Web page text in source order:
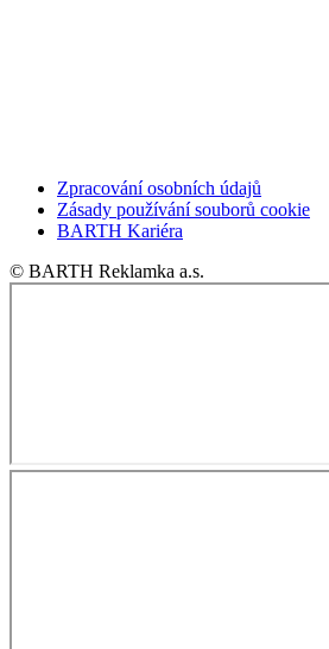
Zpracování osobních údajů
Zásady používání souborů cookie
BARTH Kariéra
© BARTH Reklamka a.s.